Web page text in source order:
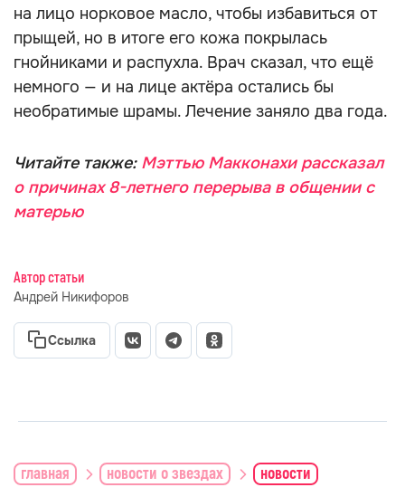
на лицо норковое масло, чтобы избавиться от
прыщей, но в итоге его кожа покрылась
гнойниками и распухла. Врач сказал, что ещё
немного — и на лице актёра остались бы
необратимые шрамы. Лечение заняло два года.
Читайте также: Мэттью Макконахи рассказал
о причинах 8-летнего перерыва в общении с
матерью
Автор статьи
Андрей Никифоров
Ссылка
главная новости о звездах новости